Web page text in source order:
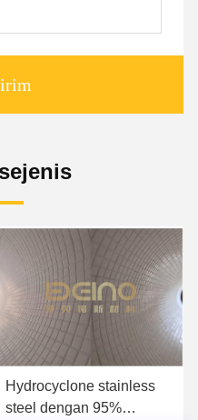
Hydrocyclone stainless
steel dengan 95%